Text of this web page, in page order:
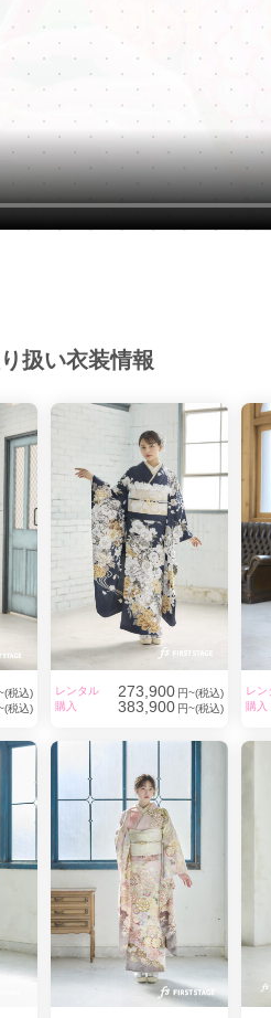
扱い衣装情報
税込)
税込)
レンタル 273,900 円~(税込)
購入
383,900 円~(税込)
レン
購入